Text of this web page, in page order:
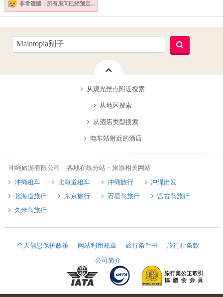
非常遗憾， 所有房间已经预定...
从观光景点附近搜索
从地区搜索
从酒店类型搜索
电车站附近的酒店
冲绳旅游有限公司 各地在线分站・旅游相关网站
冲绳租车
北海道租车 冲绳旅行
冲绳出发
北海道旅行
东京旅行 石垣岛旅行
宫古岛旅行
久米岛旅行
个人信息保护政策 网站利用规章 旅行条件书
旅行社条款
公司简介